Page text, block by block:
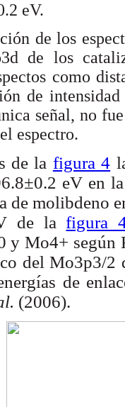
eV.
de los
de los
como
de
señal, no
espectro.
de la figura 4
eV en
de molibdeno
de lafigura
y Mo4+
del Mo3p3/2
de
(2006).